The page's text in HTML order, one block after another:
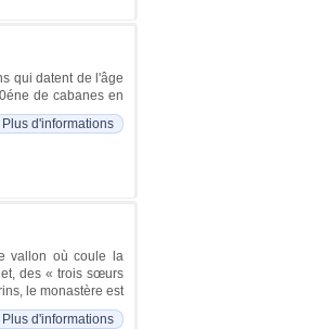
qui datent de l'âge
de cabanes en
Plus d'informations
vallon où coule la
des « trois sœurs
le monastère est
Plus d'informations